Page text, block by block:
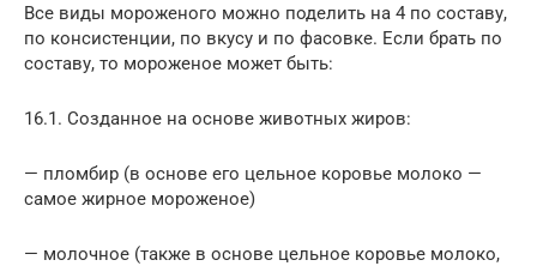
Все виды мороженого можно поделить на 4 по составу,
по консистенции, по вкусу и по фасовке. Если брать по
составу, то мороженое может быть:
16.1. Созданное на основе животных жиров:
— пломбир (в основе его цельное коровье молоко —
самое жирное мороженое)
— молочное (также в основе цельное коровье молоко,